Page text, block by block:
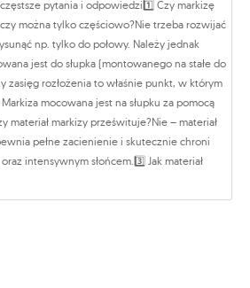
pytania i odpowiedzi1️⃣ Czy markizę
można tylko częściowo?Nie trzeba rozwijać
np. tylko do połowy. Należy jednak
jest do słupka (montowanego na stałe do
zasięg rozłożenia to właśnie punkt, w którym
mocowana jest na słupku za pomocą
materiał markizy prześwituje?Nie – materiał
pełne zacienienie i skutecznie chroni
intensywnym słońcem.3️⃣ Jak materiał